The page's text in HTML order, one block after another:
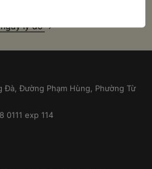
ngay lý do
Đà, Đường Phạm Hùng, Phường Từ
0111 exp 114